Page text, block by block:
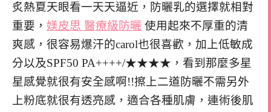
炙熱夏天眼看一天天逼近，防曬乳的選擇就相對
重要， 媄皮思 醫療級防曬 使用起來不厚重的清
爽感，很容易爆汗的carol也很喜歡，加上低敏成
分以及SPF50 PA++++/★★★★，看到那麼多星
星感覺就很有安全感啊!!擦上二道防曬不需另外
上粉底就很有透亮感，適合各種肌膚，連術後肌